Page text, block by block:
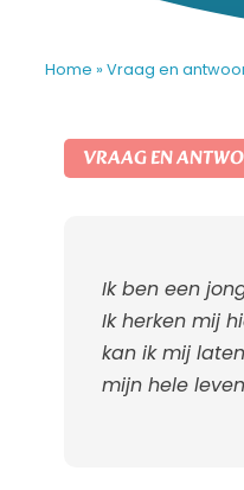
Home » Vraag en
VRAAG EN
Ik ben een
Ik herken mij
kan ik mij
mijn hele